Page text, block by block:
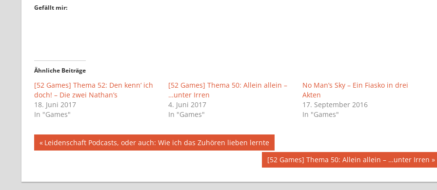
Gefällt mir:
Ähnliche Beiträge
[52 Games] Thema 52: Den kenn‘ ich
doch! – Die zwei Nathan’s
18. Juni 2017
In "Games"
[52 Games] Thema 50: Allein allein –
…unter Irren
4. Juni 2017
In "Games"
No Man’s Sky – Ein Fiasko in drei
Akten
17. September 2016
In "Games"
Beitragsnavigation
Vorheriger
Beitrag:
Leidenschaft Podcasts, oder auch: Wie ich das Zuhören lieben lernte
Nächster
Beitrag:
[52 Games] Thema 50: Allein allein – …unter Irren